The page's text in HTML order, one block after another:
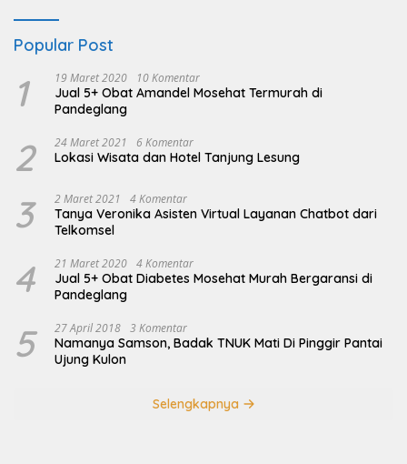
Popular Post
1 19 Maret 2020 10 Komentar
Jual 5+ Obat Amandel Mosehat Termurah di
Pandeglang
2 24 Maret 2021 6 Komentar
Lokasi Wisata dan Hotel Tanjung Lesung
3 2 Maret 2021 4 Komentar
Tanya Veronika Asisten Virtual Layanan Chatbot dari
Telkomsel
4 21 Maret 2020 4 Komentar
Jual 5+ Obat Diabetes Mosehat Murah Bergaransi di
Pandeglang
5 27 April 2018 3 Komentar
Namanya Samson, Badak TNUK Mati Di Pinggir Pantai
Ujung Kulon
Selengkapnya